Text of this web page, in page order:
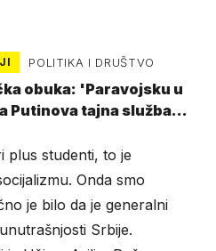
POLITIKA I DRUŠTVO
obuka: 'Paravojsku u
Putinova tajna služba
plus studenti, to je
Onda smo
je bilo da je generalni
Srbije.